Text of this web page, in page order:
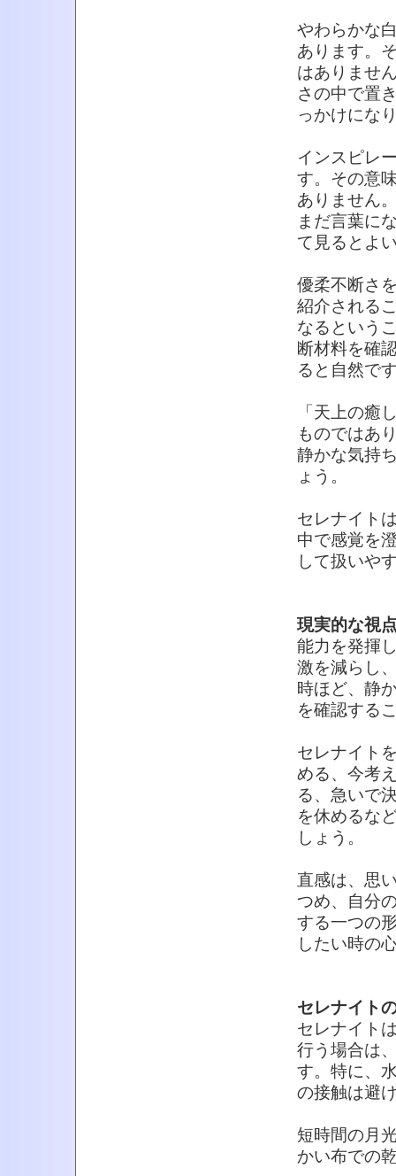
やわらかな
あります。
はありませ
さの中で置
っかけにな
インスピレ
す。その意
ありません
まだ言葉に
て見るとよ
優柔不断さ
紹介される
なるという
断材料を確
ると自然で
「天上の癒
ものではあ
静かな気持
ょう。
セレナイト
中で感覚を
して扱いや
現実的な視
能力を発揮
激を減らし
時ほど、静
を確認する
セレナイト
める、今考
る、急いで
を休めるな
しょう。
直感は、思
つめ、自分
する一つの
したい時の
セレナイト
セレナイト
行う場合は
す。特に、
の接触は避
短時間の月
かい布での